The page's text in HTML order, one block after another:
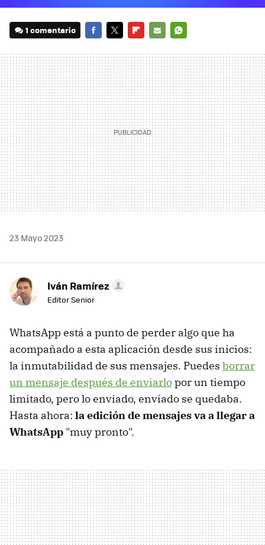
1 comentario
MAIL
23 Mayo 2023
Iván Ramírez
Editor Senior
WhatsApp está a punto de perder algo que ha
acompañado a esta aplicación desde sus inicios:
la inmutabilidad de sus mensajes. Puedes borrar
un mensaje después de enviarlopor un tiempo
limitado, pero lo enviado, enviado se quedaba.
Hasta ahora: la edición de mensajes va a llegar a
WhatsApp "muy pronto".